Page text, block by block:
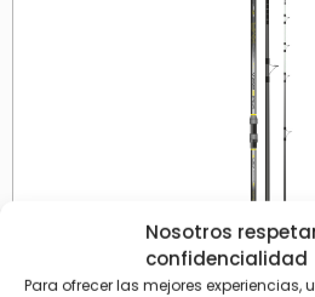
Nosotros
confidencialidad
Para ofrecer las mejores